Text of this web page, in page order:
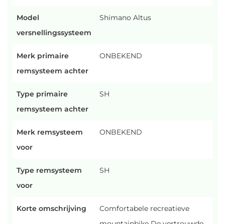
Model
versnellingssysteem
Shimano Altus
Merk primaire
remsysteem achter
ONBEKEND
Type primaire
remsysteem achter
SH
Merk remsysteem
voor
ONBEKEND
Type remsysteem
voor
SH
Korte omschrijving
Comfortabele recreatieve